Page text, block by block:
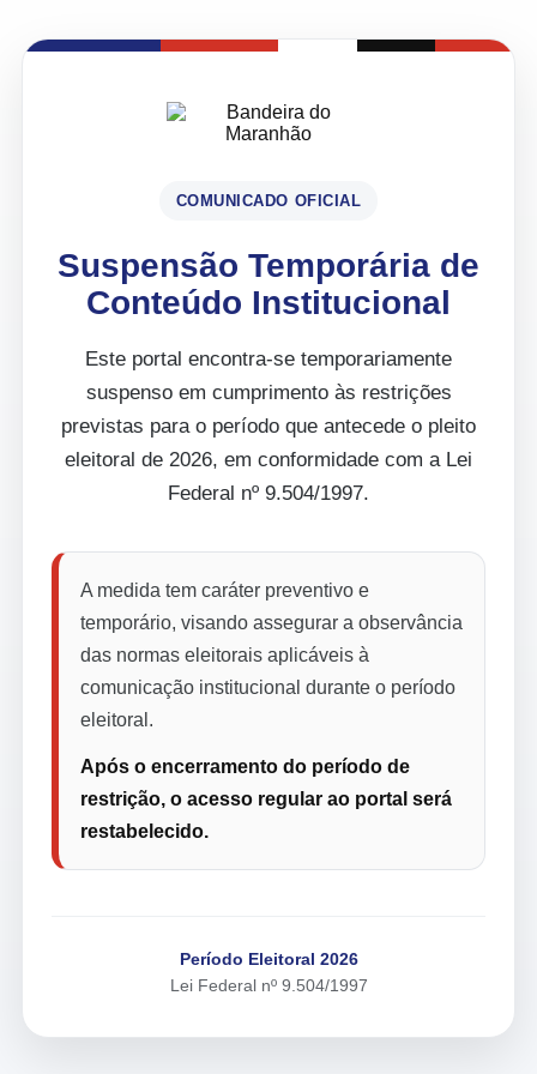
COMUNICADO OFICIAL
Suspensão Temporária de
Conteúdo Institucional
Este portal encontra-se temporariamente
suspenso em cumprimento às restrições
previstas para o período que antecede o pleito
eleitoral de 2026, em conformidade com a Lei
Federal nº 9.504/1997.
A medida tem caráter preventivo e
temporário, visando assegurar a observância
das normas eleitorais aplicáveis à
comunicação institucional durante o período
eleitoral.
Após o encerramento do período de
restrição, o acesso regular ao portal será
restabelecido.
Período Eleitoral 2026
Lei Federal nº 9.504/1997